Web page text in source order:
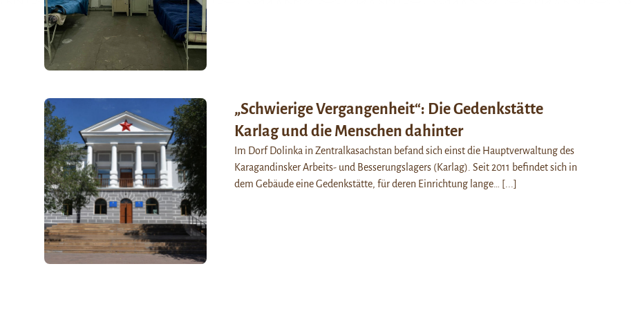
„Schwierige Vergangenheit“: Die Gedenkstätte
Karlag und die Menschen dahinter
Im Dorf Dolinka in Zentralkasachstan befand sich einst die Hauptverwaltung des
Karagandinsker Arbeits- und Besserungslagers (Karlag). Seit 2011 befindet sich in
dem Gebäude eine Gedenkstätte, für deren Einrichtung lange…
[...]